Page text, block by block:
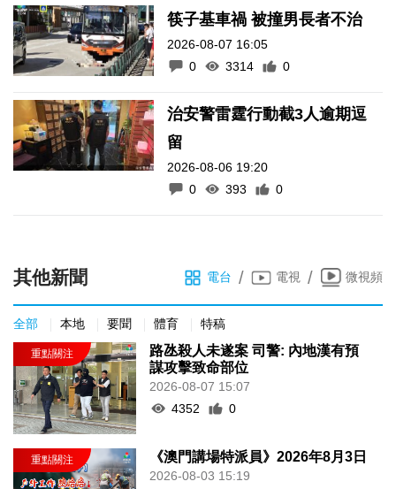
筷子基車禍 被撞男長者不治
2026-08-07 16:05
0
3314 0
治安警雷霆行動截3人逾期逗
留
2026-08-06 19:20
0
393 0
其他新聞 電台 / 電視 / 微視頻
全部 本地 要聞 體育 特稿
路氹殺人未遂案 司警: 內地漢有預
謀攻擊致命部位
2026-08-07 15:07
4352
0
《澳門講場特派員》2026年8月3日
2026-08-03 15:19